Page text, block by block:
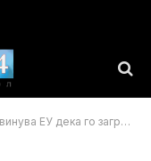
нека ги внесе малцинствата во Уставот